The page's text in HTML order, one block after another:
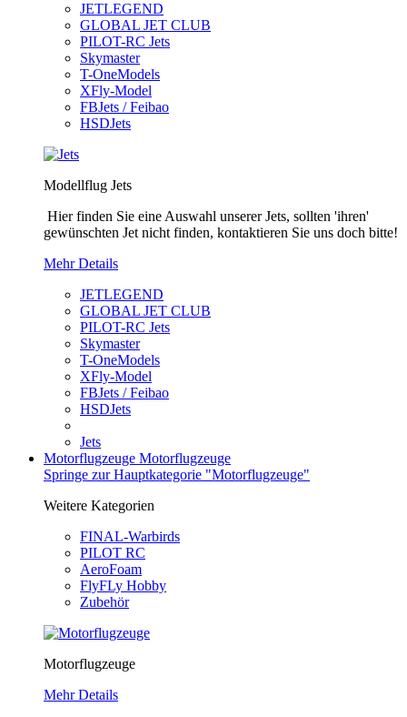
JETLEGEND
GLOBAL JET CLUB
PILOT-RC Jets
Skymaster
T-OneModels
XFly-Model
FBJets / Feibao
HSDJets
Modellflug Jets
Hier finden Sie eine Auswahl unserer Jets, sollten 'ihren'
gewünschten Jet nicht finden, kontaktieren Sie uns doch bitte!
Mehr Details
JETLEGEND
GLOBAL JET CLUB
PILOT-RC Jets
Skymaster
T-OneModels
XFly-Model
FBJets / Feibao
HSDJets
Jets
Motorflugzeuge Motorflugzeuge
Springe zur Hauptkategorie "Motorflugzeuge"
Weitere Kategorien
FINAL-Warbirds
PILOT RC
AeroFoam
FlyFLy Hobby
Zubehör
Motorflugzeuge
Mehr Details